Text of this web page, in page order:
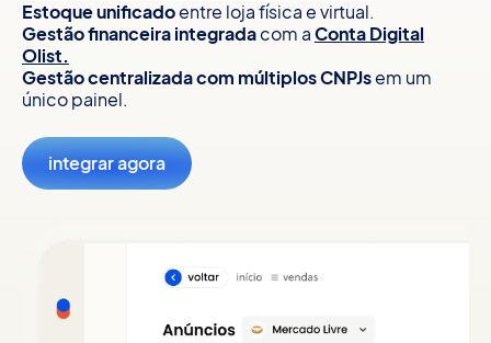
Estoque unificadoentre loja física e virtual.
Gestão financeira integradacom a Conta Digital
Olist.
Gestão centralizada com múltiplos CNPJsem um
único painel.
integrar agora